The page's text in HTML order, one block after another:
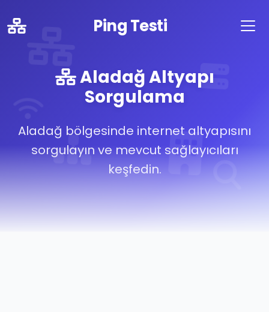
Ping Testi
Aladağ Altyapı
Sorgulama
Aladağ bölgesinde internet altyapısını
sorgulayın ve mevcut sağlayıcıları
keşfedin.